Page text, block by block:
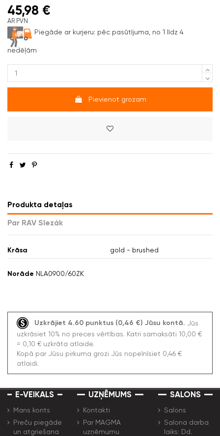
45,98 €
AR PVN
Piegāde ar kurjeru: pēc pasūtījuma, no 1 līdz 4
nedēļām
Pievienot grozam
Produkta detaļas
Par RAV Slezák
Krāsa gold - brushed
Norāde NLA0900/60ZK
Uzkrājiet 4.60 punktus (0,46 €) Jūsu kontā. Jūs
uzkrāsiet 10% no preces vērtības. Katri samaksāti 10,00 €
= 0,10 € uzkrāta atlaide.
Kopā par Jūsu pirkuma grozi Jūs nopelnīsiet 0,46 €
atlaidi.
E-VEIKALS
Mans konts
Preču piegāde
un atgriešana
UZŅĒMUMS
Kontakti
Par MAGMA
uzņēmumu
SALONS
Salons
Salona darba
laiks: Dd.